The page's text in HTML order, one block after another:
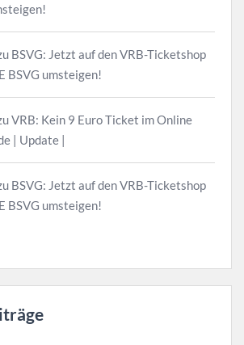
BSVG: Jetzt auf den VRB-Ticketshop
BSVG umsteigen!
VRB: Kein 9 Euro Ticket im Online
| Update |
BSVG: Jetzt auf den VRB-Ticketshop
BSVG umsteigen!